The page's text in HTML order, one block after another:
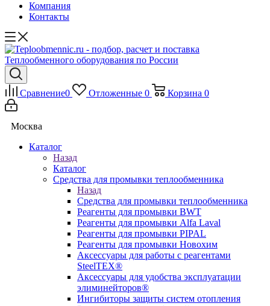
Компания
Контакты
Сравнение0 Отложенные 0 Корзина 0
Москва
Каталог
Назад
Каталог
Средства для промывки теплообменника
Назад
Средства для промывки теплообменника
Реагенты для промывки BWT
Реагенты для промывки Alfa Laval
Реагенты для промывки PIPAL
Реагенты для промывки Новохим
Аксессуары для работы с реагентами
SteelTEX®
Аксессуары для удобства эксплуатации
элиминейторов®
Ингибиторы защиты систем отопления